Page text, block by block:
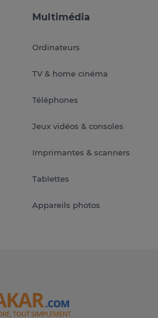
Multimédia
Ordinateurs
TV & home cinéma
Téléphones
Jeux vidéos & consoles
Imprimantes & scanners
Tablettes
Appareils photos